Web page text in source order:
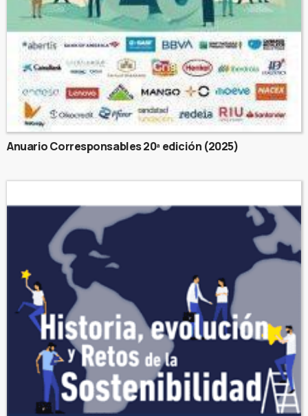
Anuario Corresponsables 20ª edición (2025)